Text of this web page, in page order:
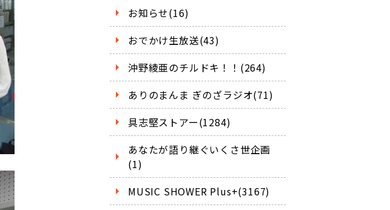
お知らせ(16)
おでかけ生放送(43)
沖野綾亜のチルドキ！！(264)
ありのまんま ぎのざラジオ(71)
具志堅ストアー(1284)
あなたが語り継ぐいくさ世企画
(1)
MUSIC SHOWER Plus+(3167)